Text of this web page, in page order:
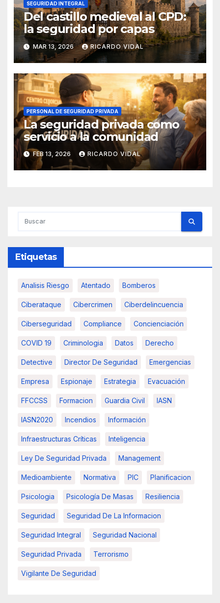
SEGURIDAD INTEGRAL
Del castillo medieval al CPD:
la seguridad por capas
MAR 13, 2026 RICARDO VIDAL
PERSONAL DE SEGURIDAD PRIVADA
La seguridad privada como
servicio a la comunidad
FEB 13, 2026 RICARDO VIDAL
Etiquetas
Analisis Riesgo Atentado Bomberos
Ciberataque Cibercrimen Ciberdelincuencia
Ciberseguridad Compliance Concienciación
COVID 19 Criminologia Datos Derecho
Detective Director De Seguridad Emergencias
Empresa Espionaje Estrategia Evacuación
FFCCSS Formacion Guardia Civil IASN
IASN2020 Incendios Información
Infraestructuras Críticas Inteligencia
Ley De Seguridad Privada Management
Medioambiente Normativa PIC Planificacion
Psicologia Psicología De Masas Resiliencia
Seguridad Seguridad De La Informacion
Seguridad Integral Seguridad Nacional
Seguridad Privada Terrorismo
Vigilante De Seguridad